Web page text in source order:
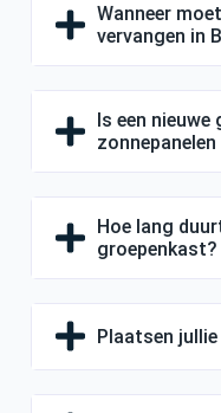
Wanneer
vervangen in
Is een
Hoe lang
groepenkast?
Plaatsen